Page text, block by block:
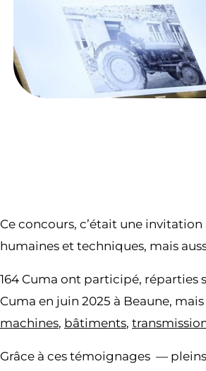
Ce concours, c’était une
humaines et techniques, mais
164 Cuma ont participé, réparties
Cuma en juin 2025 à Beaune,
machines, bâtiments,
Grâce à ces témoignages —